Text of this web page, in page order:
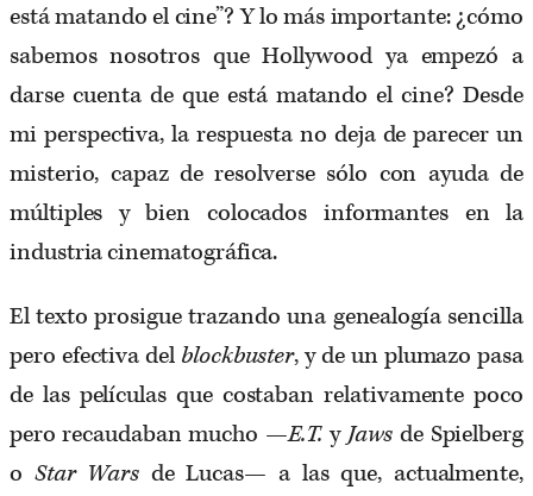
está matando el cine”? Y lo más importante: ¿cómo
sabemos nosotros que Hollywood ya empezó a
darse cuenta de que está matando el cine? Desde
mi perspectiva, la respuesta no deja de parecer un
misterio, capaz de resolverse sólo con ayuda de
múltiples y bien colocados informantes en la
industria cinematográfica.
El texto prosigue trazando una genealogía sencilla
pero efectiva del blockbuster, y de un plumazo pasa
de las películas que costaban relativamente poco
pero recaudaban mucho —E.T.yJaws de Spielberg
o Star Wars de Lucas— a las que, actualmente,